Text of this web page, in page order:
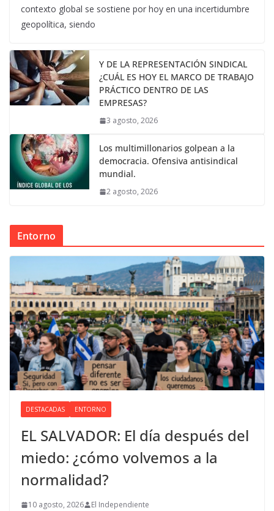
contexto global se sostiene por hoy en una incertidumbre
geopolítica, siendo
Y DE LA REPRESENTACIÓN SINDICAL
¿CUÁL ES HOY EL MARCO DE TRABAJO
PRÁCTICO DENTRO DE LAS
EMPRESAS?
3 agosto, 2026
Los multimillonarios golpean a la
democracia. Ofensiva antisindical
mundial.
2 agosto, 2026
Entorno
DESTACADAS ENTORNO
EL SALVADOR: El día después del
miedo: ¿cómo volvemos a la
normalidad?
10 agosto, 2026 El Independiente